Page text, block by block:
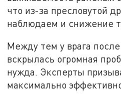
что из-за пресловутой
наблюдаем и снижение
Между тем у врага
вскрылась огромная
нужда. Эксперты
максимально